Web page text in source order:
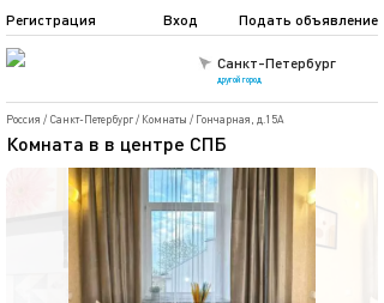
Санкт-Петербург
другой город
Подать объявление
Регистрация Вход
Россия / Санкт-Петербург/ Комнаты / Гончарная, д.15А
Комната в в центре СПБ